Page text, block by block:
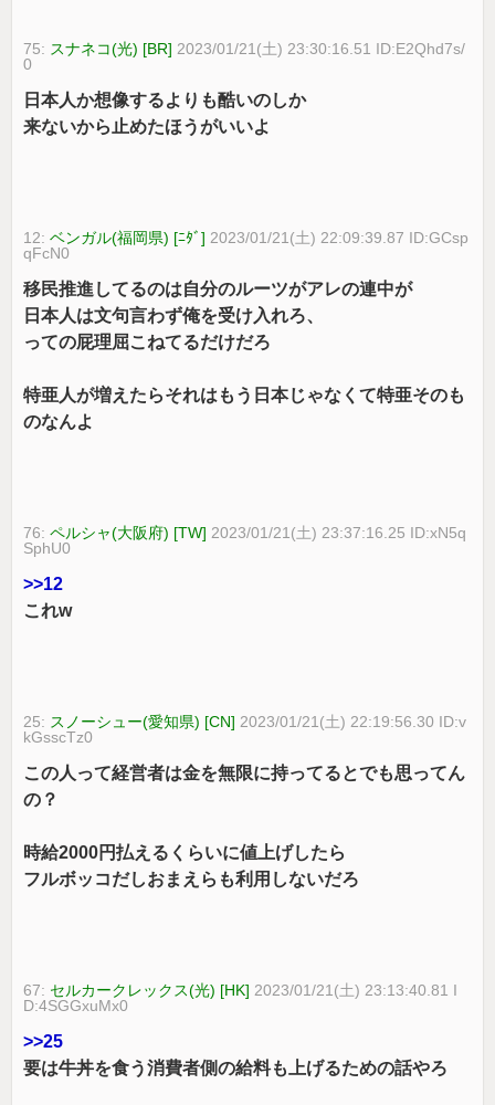
75: スナネコ(光) [BR] 2023/01/21(土) 23:30:16.51 ID:E2Qhd7s/
0
日本人か想像するよりも酷いのしか
来ないから止めたほうがいいよ
12:ベンガル(福岡県) [ﾆﾀﾞ] 2023/01/21(土) 22:09:39.87 ID:GCsp
qFcN0
移民推進してるのは自分のルーツがアレの連中が
日本人は文句言わず俺を受け入れろ、
っての屁理屈こねてるだけだろ
特亜人が増えたらそれはもう日本じゃなくて特亜そのも
のなんよ
76:ペルシャ(大阪府) [TW] 2023/01/21(土) 23:37:16.25 ID:xN5q
SphU0
>>12
これw
25: スノーシュー(愛知県) [CN] 2023/01/21(土) 22:19:56.30 ID:v
kGsscTz0
この人って経営者は金を無限に持ってるとでも思ってん
の？
時給2000円払えるくらいに値上げしたら
フルボッコだしおまえらも利用しないだろ
67: セルカークレックス(光) [HK] 2023/01/21(土) 23:13:40.81 I
D:4SGGxuMx0
>>25
要は牛丼を食う消費者側の給料も上げるための話やろ